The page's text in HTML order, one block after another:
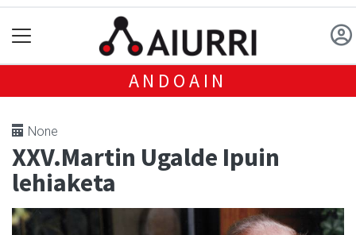
ANDOAIN
None
XXV.Martin Ugalde Ipuin
lehiaketa